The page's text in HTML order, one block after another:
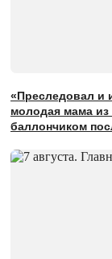
«Преследовал и
молодая мама
баллончиком